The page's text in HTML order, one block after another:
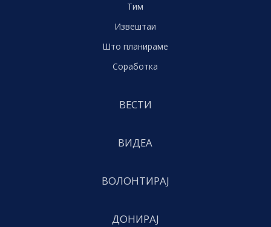
Тим
Извештаи
Што планираме
Соработка
ВЕСТИ
ВИДЕА
ВОЛОНТИРАЈ
ДОНИРАЈ